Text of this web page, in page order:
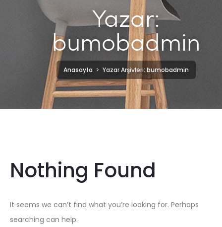
Yazar:
bumobadmin
Anasayfa Yazar Arşivleri: bumobadmin
Nothing Found
It seems we can’t find what you’re looking for. Perhaps
searching can help.